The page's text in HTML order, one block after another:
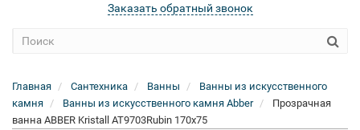
Заказать обратный звонок
Главная Сантехника Ванны
Ванны из искусственного
камня
Ванны из искусственного камня Abber
Прозрачная
ванна ABBER Kristall AT9703Rubin 170x75